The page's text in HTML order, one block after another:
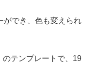
ができ、色も変えられ
のテンプレートで、19